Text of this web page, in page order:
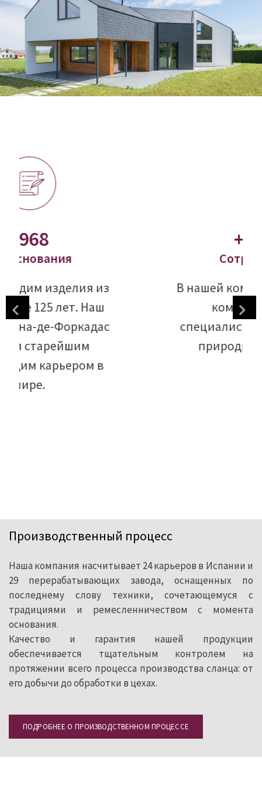
В нашей компании работает
команда из 1900
специалистов, увлеченных
природным сланцем
Производственный процесс
Наша компания насчитывает 24 карьеров в Испании и
29 перерабатывающих завода, оснащенных по
последнему слову техники, сочетающемуся с
традициями и ремесленничеством с момента
основания.
Качество и гарантия нашей продукции
обеспечивается тщательным контролем на
протяжении всего процесса производства сланца: от
его добычи до обработки в цехах.
ПОДРОБНЕЕ О ПРОИЗВОДСТВЕННОМ ПРОЦЕССЕ